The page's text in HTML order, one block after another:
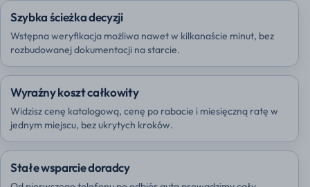
Szybka ścieżka decyzji
Wstępna weryfikacja możliwa nawet w kilkanaście minut, bez
rozbudowanej dokumentacji na starcie.
Wyraźny koszt całkowity
Widzisz cenę katalogową, cenę po rabacie i miesięczną ratę w
jednym miejscu, bez ukrytych kroków.
Stałe wsparcie doradcy